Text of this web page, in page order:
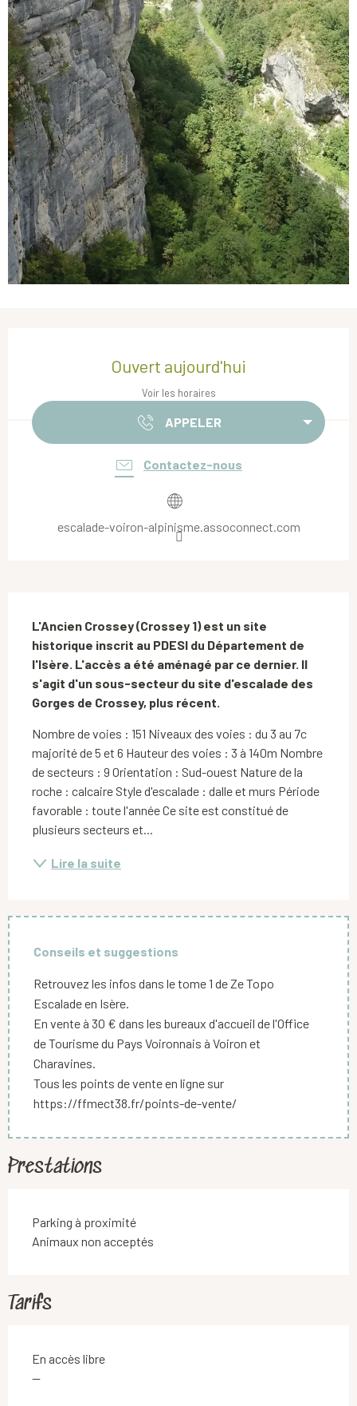
Ouvert aujourd'hui
Voir les horaires
APPELER
Contactez-nous
escalade-voiron-alpinisme.assoconnect.com
L'Ancien Crossey (Crossey 1) est un site
historique inscrit au PDESI du Département de
l'Isère. L'accès a été aménagé par ce dernier. Il
s'agit d'un sous-secteur du site d'escalade des
Gorges de Crossey, plus récent.
Nombre de voies : 151 Niveaux des voies : du 3 au 7c
majorité de 5 et 6 Hauteur des voies : 3 à 140m Nombre
de secteurs : 9 Orientation : Sud-ouest Nature de la
roche : calcaire Style d'escalade : dalle et murs Période
favorable : toute l'année Ce site est constitué de
plusieurs secteurs et...
Lire la suite
Conseils et suggestions
Retrouvez les infos dans le tome 1 de Ze Topo
Escalade en Isère.
En vente à 30 € dans les bureaux d'accueil de l'Office
de Tourisme du Pays Voironnais à Voiron et
Charavines.
Tous les points de vente en ligne sur
https://ffmect38.fr/points-de-vente/
Prestations
Parking à proximité
Animaux non acceptés
Tarifs
En accès libre
—